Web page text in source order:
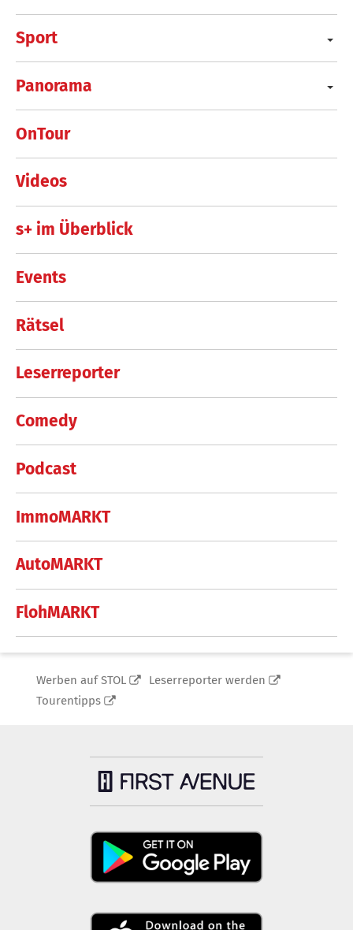
Sport
Panorama
OnTour
Videos
s+ im Überblick
Events
Rätsel
Leserreporter
Comedy
Podcast
ImmoMARKT
AutoMARKT
FlohMARKT
Werben auf STOL
Leserreporter werden
Tourentipps